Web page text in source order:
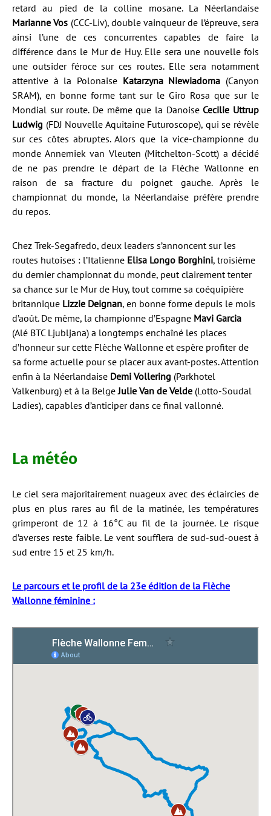
retard au pied de la colline mosane. La Néerlandaise
Marianne Vos (CCC-Liv), double vainqueur de l’épreuve, sera
ainsi l’une de ces concurrentes capables de faire la
différence dans le Mur de Huy. Elle sera une nouvelle fois
une outsider féroce sur ces routes. Elle sera notamment
attentive à la Polonaise Katarzyna Niewiadoma (Canyon
SRAM), en bonne forme tant sur le Giro Rosa que sur le
Mondial sur route. De même que la Danoise Cecilie Uttrup
Ludwig (FDJ Nouvelle Aquitaine Futuroscope), qui se révèle
sur ces côtes abruptes. Alors que la vice-championne du
monde Annemiek van Vleuten (Mitchelton-Scott) a décidé
de ne pas prendre le départ de la Flèche Wallonne en
raison de sa fracture du poignet gauche. Après le
championnat du monde, la Néerlandaise préfère prendre
du repos.
Chez Trek-Segafredo, deux leaders s’annoncent sur les
routes hutoises : l’Italienne Elisa Longo Borghini, troisième
du dernier championnat du monde, peut clairement tenter
sa chance sur le Mur de Huy, tout comme sa coéquipière
britannique Lizzie Deignan, en bonne forme depuis le mois
d’août. De même, la championne d’Espagne Mavi Garcia
(Alé BTC Ljubljana) a longtemps enchaîné les places
d’honneur sur cette Flèche Wallonne et espère profiter de
sa forme actuelle pour se placer aux avant-postes. Attention
enfin à la Néerlandaise Demi Vollering (Parkhotel
Valkenburg) et à la BelgeJulie Van de Velde (Lotto-Soudal
Ladies), capables d’anticiper dans ce final vallonné.
La météo
Le ciel sera majoritairement nuageux avec des éclaircies de
plus en plus rares au fil de la matinée, les températures
grimperont de 12 à 16°C au fil de la journée. Le risque
d’averses reste faible. Le vent soufflera de sud-sud-ouest à
sud entre 15 et 25 km/h.
Le parcours et le profil de la 23e édition de la Flèche
Wallonne féminine :